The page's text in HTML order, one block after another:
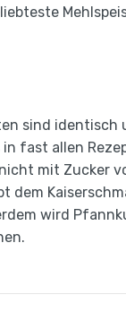
sind identisch
fast allen
mit Zucker
dem
wird